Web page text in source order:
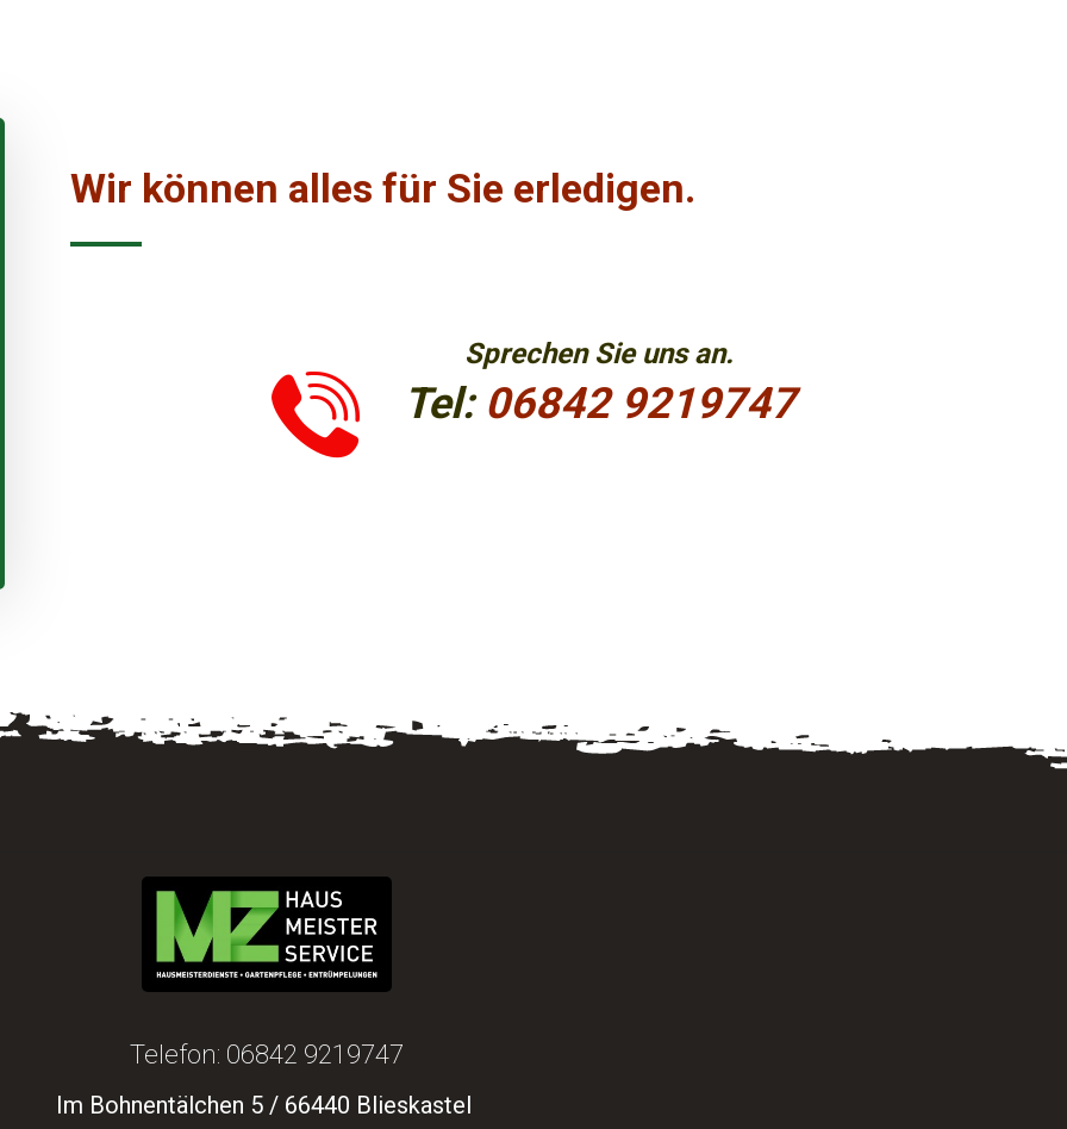
Wir können alles für Sie erledigen.
Sprechen Sie uns an.
Tel: 06842 9219747
Telefon: 06842 9219747
Im Bohnentälchen 5 / 66440 Blieskastel